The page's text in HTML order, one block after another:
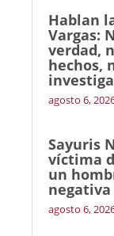
Hablan
Vargas:
verdad,
hechos,
agosto 6,
Sayuris
víctima
un
agosto 6,